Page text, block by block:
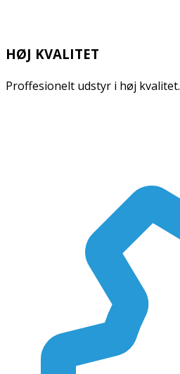
HØJ KVALITET
Proffesionelt udstyr i høj kvalitet.